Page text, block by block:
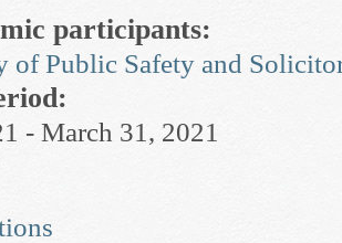
participants:
of Public Safety and
- March 31, 2021